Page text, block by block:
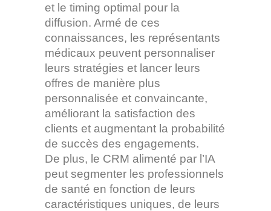
et le timing optimal pour la
diffusion. Armé de ces
connaissances, les représentants
médicaux peuvent personnaliser
leurs stratégies et lancer leurs
offres de manière plus
personnalisée et convaincante,
améliorant la satisfaction des
clients et augmentant la probabilité
de succès des engagements.
De plus, le CRM alimenté par l’IA
peut segmenter les professionnels
de santé en fonction de leurs
caractéristiques uniques, de leurs